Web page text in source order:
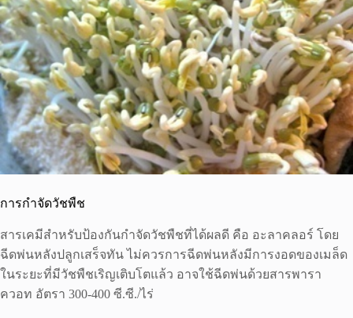
การกำจัดวัชพืช
สารเคมีสำหรับป้องกันกำจัดวัชพืชที่ได้ผลดี คือ อะลาคลอร์ โดย
ฉีดพ่นหลังปลูกเสร็จทัน ไม่ควรการฉีดพ่นหลังมีการงอดของเมล็ด
ในระยะที่มีวัชพืชเริญเติบโตแล้ว อาจใช้ฉีดพ่นด้วยสารพารา
ควอท อัตรา 300-400 ซี.ซี./ไร่